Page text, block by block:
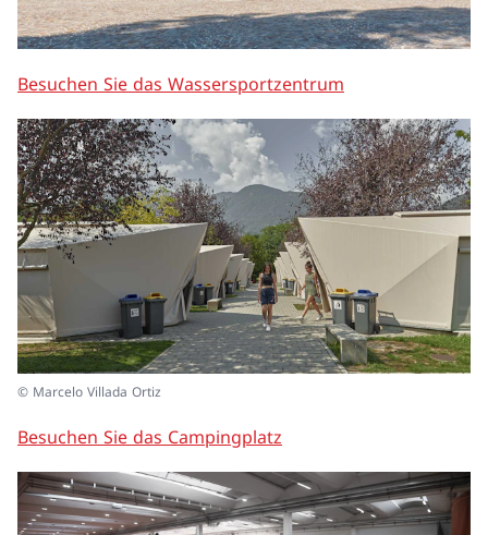
Besuchen Sie das Wassersportzentrum
© Marcelo Villada Ortiz
Besuchen Sie das Campingplatz